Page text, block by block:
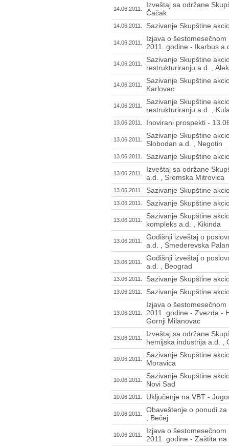
14.06.2011.
Izveštaj sa održane
Čačak
14.06.2011. Sazivanje Skupštine
14.06.2011.
Izjava o
2011. godine - Ikarbus
14.06.2011.
Sazivanje Skupštine
restrukturiranju a.d. ,
14.06.2011.
Sazivanje Skupštine
Karlovac
14.06.2011.
Sazivanje Skupštine
restrukturiranju a.d. ,
13.06.2011. Inovirani prospekti -
13.06.2011.
Sazivanje Skupštine
Slobodan a.d. , Negotin
13.06.2011. Sazivanje Skupštine
13.06.2011.
Izveštaj sa održane
a.d. , Sremska Mitrovica
13.06.2011. Sazivanje Skupštine
13.06.2011. Sazivanje Skupštine
13.06.2011.
Sazivanje Skupštine
kompleks a.d. , Kikinda
13.06.2011.
Godišnji izveštaj o
a.d. , Smederevska
13.06.2011.
Godišnji izveštaj o
a.d. , Beograd
13.06.2011. Sazivanje Skupštine
13.06.2011. Sazivanje Skupštine
13.06.2011.
Izjava o
2011. godine - Zvezda -
Gornji Milanovac
13.06.2011.
Izveštaj sa održane
hemijska industrija a.d. ,
10.06.2011.
Sazivanje Skupštine
Moravica
10.06.2011.
Sazivanje Skupštine
Novi Sad
10.06.2011. Uključenje na VBT -
10.06.2011.
Obaveštenje o ponudi
, Bečej
10.06.2011.
Izjava o
2011. godine - Zaštita